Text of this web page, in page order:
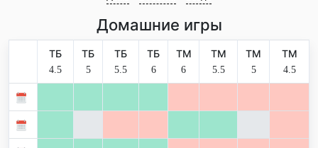
Домашние игры
ТБ
4.5
ТБ
5
ТБ
5.5
ТБ
6
ТМ
6
ТМ
5.5
ТМ
5
ТМ
4.5